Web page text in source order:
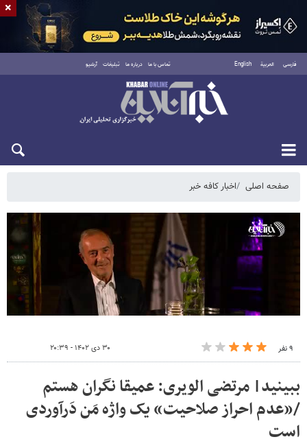
فارسی العربية English تماس با ما درباره ما تبلیغات آرشیو
پنجشنبه ۱۵ مرداد ۱۴۰۵
صفحه اصلی اخبار کافه خبر
۹ نفر ۳۰ دی ۱۴۰۲ - ۲۰:۳۹
ببینید| مرتضی الویری: عمیقا نگران هستم
/«عدم احراز صلاحیت» یک واژه مَن دَرآوردی
است
×